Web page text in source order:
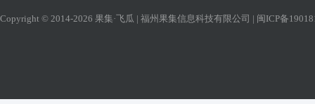
Copyright © 2014-2026 果集·飞瓜 | 福州果集信息科技有限公司 | 闽ICP备